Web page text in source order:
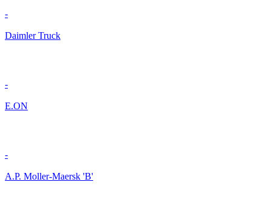
-
Daimler Truck
-
E.ON
-
A.P. Moller-Maersk 'B'